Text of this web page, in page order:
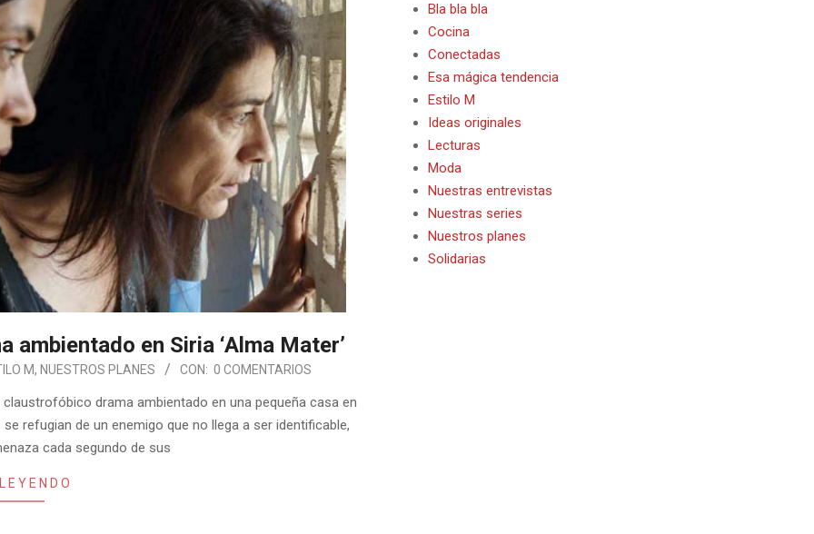
en Siria ‘Alma Mater’
M, NUESTROS PLANES CON: 0 COMENTARIOS
drama ambientado en una pequeña casa en
refugian de un enemigo que no llega a ser identificable,
cada segundo de sus
Bla bla bla
Cocina
Conectadas
Esa mágica tendencia
Estilo M
Ideas originales
Lecturas
Moda
Nuestras entrevistas
Nuestras series
Nuestros planes
Solidarias